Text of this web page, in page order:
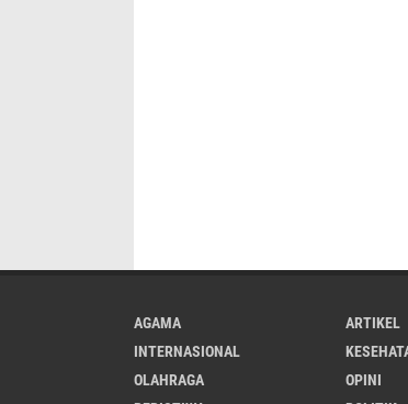
AGAMA ARTIKEL
INTERNASIONAL
OLAHRAGA
OPINI